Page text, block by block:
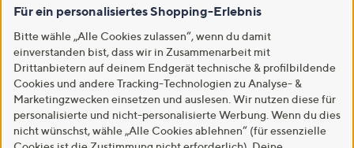
Für ein personalisiertes Shopping-Erlebnis
Bitte wähle „Alle Cookies zulassen“, wenn du damit
einverstanden bist, dass wir in Zusammenarbeit mit
Drittanbietern auf deinem Endgerät technische & profilbildende
Cookies und andere Tracking-Technologien zu Analyse- &
Marketingzwecken einsetzen und auslesen. Wir nutzen diese für
personalisierte und nicht-personalisierte Werbung. Wenn du dies
nicht wünschst, wähle „Alle Cookies ablehnen“ (für essenzielle